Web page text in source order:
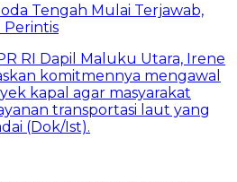
Tengah Mulai Terjawab,
Perintis